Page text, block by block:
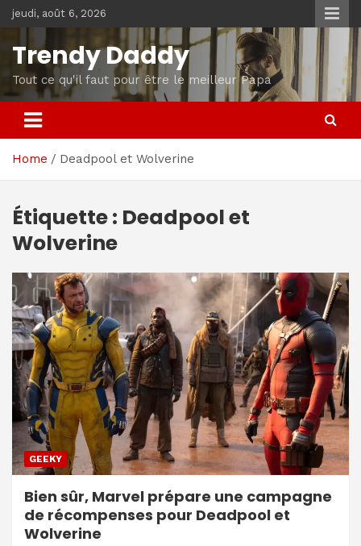
Skip
to
content
jeudi, août 6, 2026
Trendy Daddy
Tout ce qu'il faut pour être le meilleur Papa
Home Deadpool et Wolverine
Étiquette : Deadpool et
Wolverine
GEEKY
Bien sûr, Marvel prépare une campagne
de récompenses pour Deadpool et
Wolverine